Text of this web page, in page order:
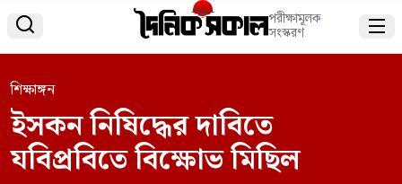
 পরীক্ষামূলক
সংস্করণ 
শিক্ষাঙ্গন
ইসকন নিষিদ্ধের দাবিতে
যবিপ্রবিতে বিক্ষোভ মিছিল